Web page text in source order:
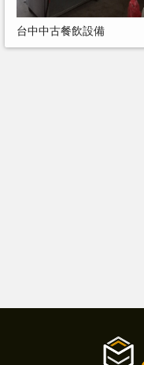
台中中古餐飲設備